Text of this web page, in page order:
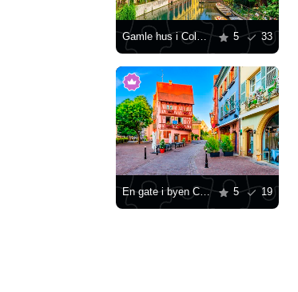
Gamle hus i Colmar 5 33
En gate i byen Colmar 5 19